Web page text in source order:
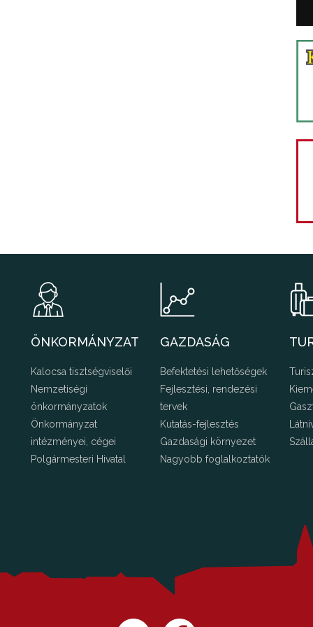
ÖNKORMÁNYZAT
Kalocsa tisztségviselői
Nemzetiségi
önkormányzatok
Önkormányzat
intézményei, cégei
Polgármesteri Hivatal
GAZDASÁG
Befektetési lehetőségek
Fejlesztési, rendezési
tervek
Kutatás-fejlesztés
Gazdasági környezet
Nagyobb foglalkoztatók